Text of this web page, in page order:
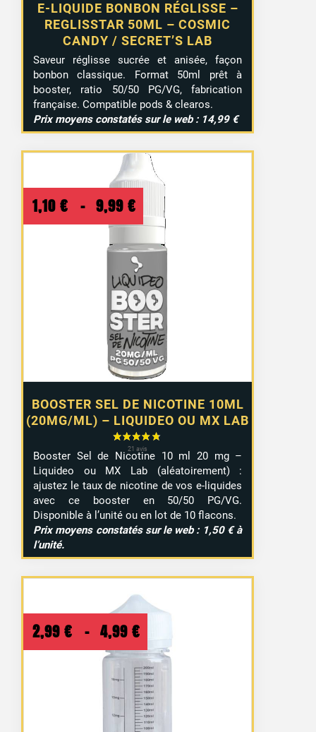
E-LIQUIDE BONBON RÉGLISSE –
REGLISSTAR 50ML – COSMIC
CANDY / SECRET’S LAB
Saveur réglisse sucrée et anisée, façon
bonbon classique. Format 50ml prêt à
booster, ratio 50/50 PG/VG, fabrication
française. Compatible pods & clearos.
Prix moyens constatés sur le web : 14,99 €
BOOSTER SEL DE NICOTINE 10ML
(20MG/ML) – LIQUIDEO OU MX LAB
1,10 € – 9,99 €
Plage
de
prix :
1,10 €
à
9,99 €
Booster Sel de Nicotine 10 ml 20 mg –
Liquideo ou MX Lab (aléatoirement) :
ajustez le taux de nicotine de vos e-liquides
avec ce booster en 50/50 PG/VG.
Disponible à l’unité ou en lot de 10 flacons.
Prix moyens constatés sur le web : 1,50 € à
l’unité.
2,99 € – 4,99 €
de
prix :
2,99 €